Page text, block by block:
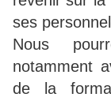
ses
Nous
notamment
de la